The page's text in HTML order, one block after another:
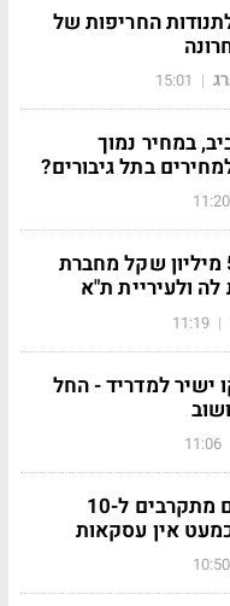
החריפות של
|
15:01
במחיר נמוך
11:20
המדינה תובעת 51 מיליון שקל מחברת
ולעיריית ת"א
|
11:19
ישיר למדריד - החל
11:06
רמת החייל: הבתים מתקרבים ל-10
אין עסקאות
10:50